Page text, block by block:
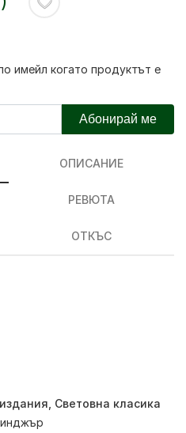
имейл когато продуктът е
Абонирай ме
ОПИСАНИЕ
РЕВЮТА
ОТКЪС
Световна класика